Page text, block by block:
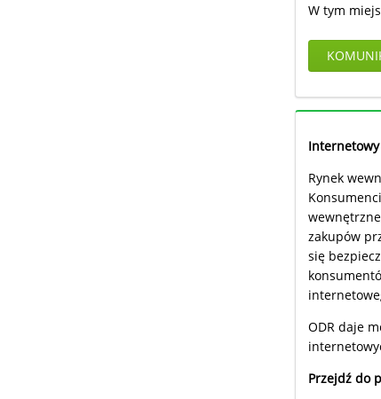
W tym
Rynek
zakupów
się
ODR daje
Przejdź do